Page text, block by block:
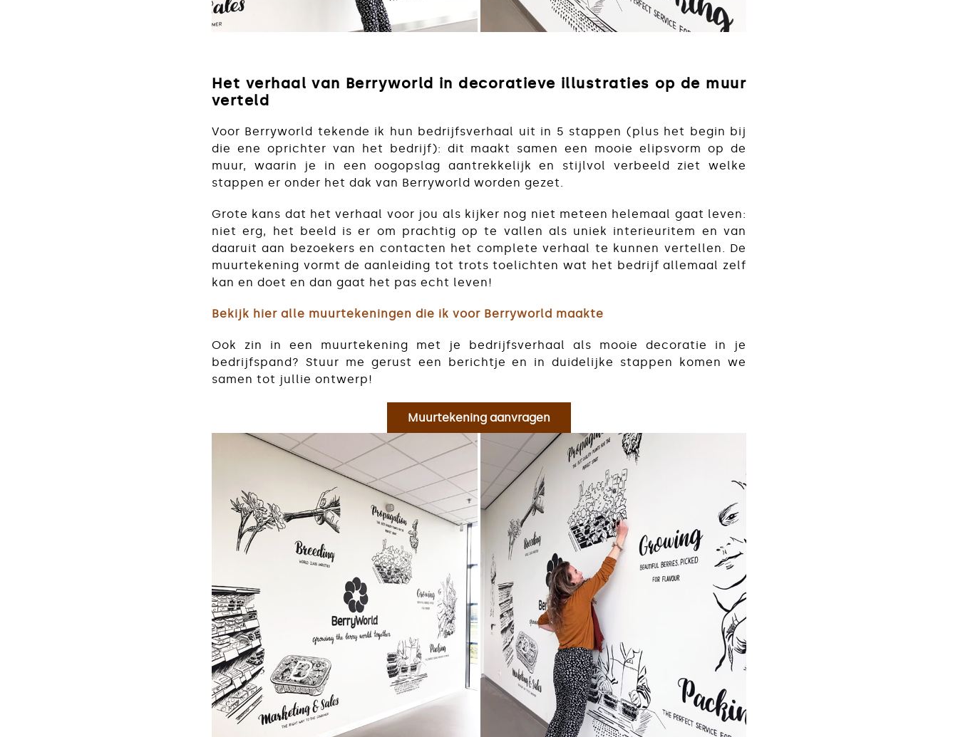
Het verhaal van Berryworld in decoratieve illustraties op de muur
verteld
Voor Berryworld tekende ik hun bedrijfsverhaal uit in 5 stappen (plus het begin bij
die ene oprichter van het bedrijf): dit maakt samen een mooie elipsvorm op de
muur, waarin je in een oogopslag aantrekkelijk en stijlvol verbeeld ziet welke
stappen er onder het dak van Berryworld worden gezet.
Grote kans dat het verhaal voor jou als kijker nog niet meteen helemaal gaat leven:
niet erg, het beeld is er om prachtig op te vallen als uniek interieuritem en van
daaruit aan bezoekers en contacten het complete verhaal te kunnen vertellen. De
muurtekening vormt de aanleiding tot trots toelichten wat het bedrijf allemaal zelf
kan en doet en dan gaat het pas echt leven!
Bekijk hier alle muurtekeningen die ik voor Berryworld maakte
Ook zin in een muurtekening met je bedrijfsverhaal als mooie decoratie in je
bedrijfspand? Stuur me gerust een berichtje en in duidelijke stappen komen we
samen tot jullie ontwerp!
Muurtekening aanvragen